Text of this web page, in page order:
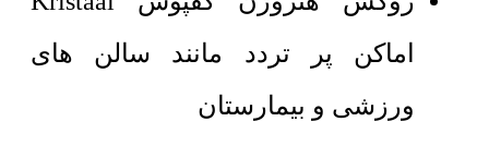
اماکن پر تردد مانند سالن های
ورزشی و بیمارستان